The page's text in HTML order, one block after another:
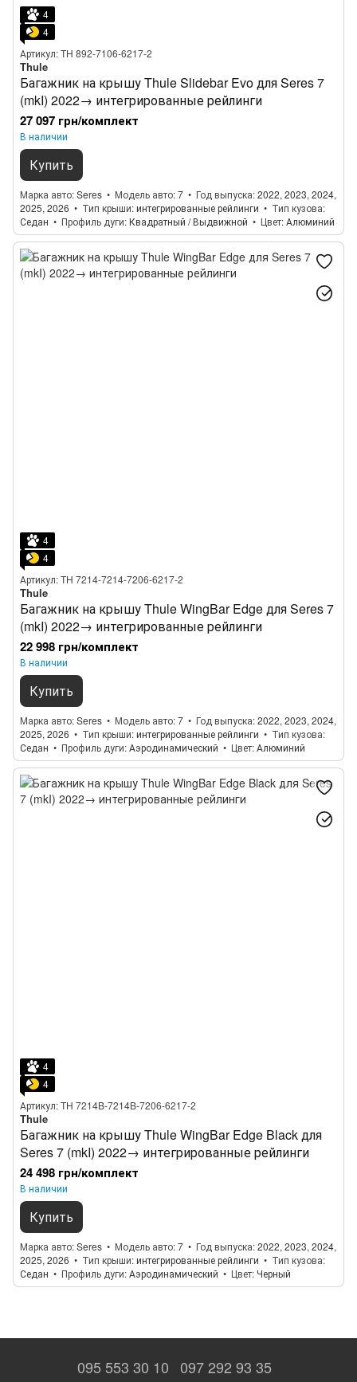
4
4
Артикул: TH 892-7106-6217-2
Thule
Багажник на крышу Thule Slidebar Evo для Seres 7
(mkI) 2022→ интегрированные рейлинги
27 097 грн/комплект
В наличии
Купить
Марка авто Seres Модель авто 7 Год выпуска 2022, 2023, 2024,
2025, 2026
Тип крыши интегрированные рейлинги
Тип кузова
Седан
Профиль дуги Квадратный / Выдвижной Цвет Алюминий
4
4
Артикул: TH 7214-7214-7206-6217-2
Thule
Багажник на крышу Thule WingBar Edge для Seres 7
(mkI) 2022→ интегрированные рейлинги
22 998 грн/комплект
В наличии
Купить
Марка авто Seres Модель авто 7 Год выпуска 2022, 2023, 2024,
2025, 2026
Тип крыши интегрированные рейлинги
Тип кузова
Седан
Профиль дуги Аэродинамический Цвет Алюминий
4
4
Артикул: TH 7214B-7214B-7206-6217-2
Thule
Багажник на крышу Thule WingBar Edge Black для
Seres 7 (mkI) 2022→ интегрированные рейлинги
24 498 грн/комплект
В наличии
Купить
Марка авто Seres Модель авто 7 Год выпуска 2022, 2023, 2024,
2025, 2026
Тип крыши интегрированные рейлинги
Тип кузова
Седан
Профиль дуги Аэродинамический Цвет Черный
095 553 30 10 097 292 93 35